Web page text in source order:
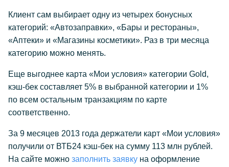
Клиент сам выбирает одну из четырех бонусных
категорий: «Автозаправки», «Бары и рестораны»,
«Аптеки» и «Магазины косметики». Раз в три месяца
категорию можно менять.
Еще выгоднее карта «Мои условия» категории Gold,
кэш-бек составляет 5% в выбранной категории и 1%
по всем остальным транзакциям по карте
соответственно.
За 9 месяцев 2013 года держатели карт «Мои условия»
получили от ВТБ24 кэш-бек на сумму 113 млн рублей.
На сайте можно заполнить заявку на оформление